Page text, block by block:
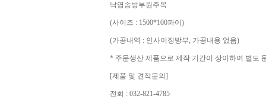
낙엽송방부원주목
(사이즈 : 1500*100파이)
(가공내역 : 인사이징방부, 가공내용 없음)
* 주문생산 제품으로 제작 기간이 상이하여 별도
[제품 및 견적문의]
전화 : 032-821-4785